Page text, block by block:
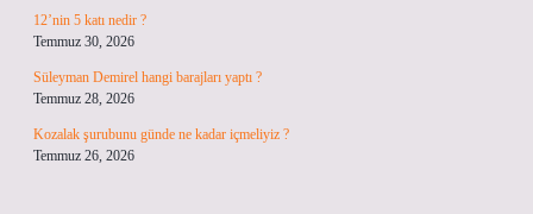
12’nin 5 katı nedir ?
Temmuz 30, 2026
Süleyman Demirel hangi barajları yaptı ?
Temmuz 28, 2026
Kozalak şurubunu günde ne kadar içmeliyiz ?
Temmuz 26, 2026